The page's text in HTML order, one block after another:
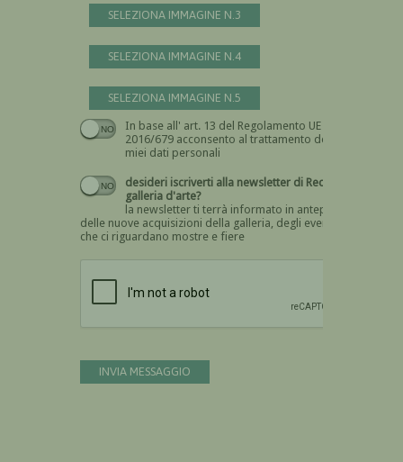
SELEZIONA IMMAGINE N.3
SELEZIONA IMMAGINE N.4
SELEZIONA IMMAGINE N.5
In base all' art. 13 del Regolamento UE n.
2016/679 acconsento al trattamento dei
miei dati personali
Devi dare il consenso
desideri iscriverti alla newsletter di Recta
galleria d'arte?
la newsletter ti terrà informato in anteprima
delle nuove acquisizioni della galleria, degli eventi
che ci riguardano mostre e fiere
INVIA MESSAGGIO